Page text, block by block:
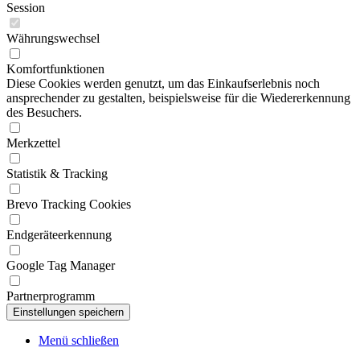
Session
Währungswechsel
Komfortfunktionen
Diese Cookies werden genutzt, um das Einkaufserlebnis noch
ansprechender zu gestalten, beispielsweise für die Wiedererkennung
des Besuchers.
Merkzettel
Statistik & Tracking
Brevo Tracking Cookies
Endgeräteerkennung
Google Tag Manager
Partnerprogramm
Menü schließen